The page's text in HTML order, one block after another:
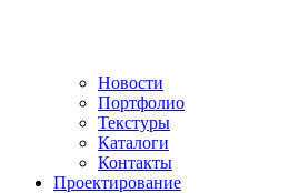
Новости
Портфолио
Текстуры
Каталоги
Контакты
Проектирование